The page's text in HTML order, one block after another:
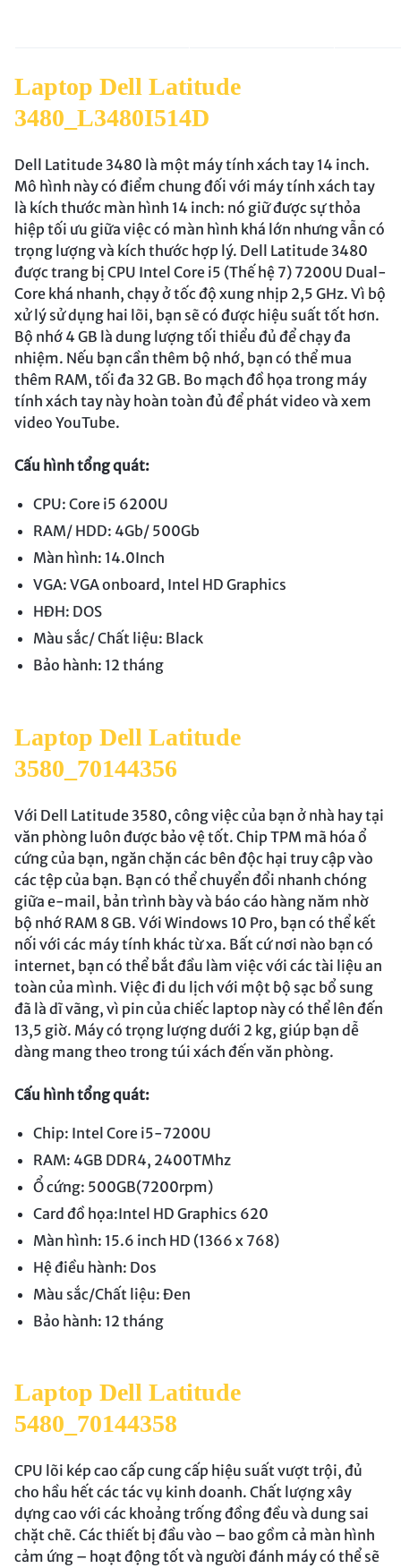
Laptop Dell Latitude
3480_L3480I514D
Dell Latitude 3480 là một máy tính xách tay 14 inch.
Mô hình này có điểm chung đối với máy tính xách tay
là kích thước màn hình 14 inch: nó giữ được sự thỏa
hiệp tối ưu giữa việc có màn hình khá lớn nhưng vẫn có
trọng lượng và kích thước hợp lý. Dell Latitude 3480
được trang bị CPU Intel Core i5 (Thế hệ 7) 7200U Dual-
Core khá nhanh, chạy ở tốc độ xung nhịp 2,5 GHz. Vì bộ
xử lý sử dụng hai lõi, bạn sẽ có được hiệu suất tốt hơn.
Bộ nhớ 4 GB là dung lượng tối thiểu đủ để chạy đa
nhiệm. Nếu bạn cần thêm bộ nhớ, bạn có thể mua
thêm RAM, tối đa 32 GB. Bo mạch đồ họa trong máy
tính xách tay này hoàn toàn đủ để phát video và xem
video YouTube.
Cấu hình tổng quát:
CPU: Core i5 6200U
RAM/ HDD: 4Gb/ 500Gb
Màn hình: 14.0Inch
VGA: VGA onboard, Intel HD Graphics
HĐH: DOS
Màu sắc/ Chất liệu: Black
Bảo hành: 12 tháng
Laptop Dell Latitude
3580_70144356
Với Dell Latitude 3580, công việc của bạn ở nhà hay tại
văn phòng luôn được bảo vệ tốt. Chip TPM mã hóa ổ
cứng của bạn, ngăn chặn các bên độc hại truy cập vào
các tệp của bạn. Bạn có thể chuyển đổi nhanh chóng
giữa e-mail, bản trình bày và báo cáo hàng năm nhờ
bộ nhớ RAM 8 GB. Với Windows 10 Pro, bạn có thể kết
nối với các máy tính khác từ xa. Bất cứ nơi nào bạn có
internet, bạn có thể bắt đầu làm việc với các tài liệu an
toàn của mình. Việc đi du lịch với một bộ sạc bổ sung
đã là dĩ vãng, vì pin của chiếc laptop này có thể lên đến
13,5 giờ. Máy có trọng lượng dưới 2 kg, giúp bạn dễ
dàng mang theo trong túi xách đến văn phòng.
Cấu hình tổng quát:
Chip: Intel Core i5-7200U
RAM: 4GB DDR4, 2400TMhz
Ổ cứng: 500GB(7200rpm)
Card đồ họa:Intel HD Graphics 620
Màn hình: 15.6 inch HD (1366 x 768)
Hệ điều hành: Dos
Màu sắc/Chất liệu: Đen
Bảo hành: 12 tháng
Laptop Dell Latitude
5480_70144358
CPU lõi kép cao cấp cung cấp hiệu suất vượt trội, đủ
cho hầu hết các tác vụ kinh doanh. Chất lượng xây
dựng cao với các khoảng trống đồng đều và dung sai
chặt chẽ. Các thiết bị đầu vào – bao gồm cả màn hình
cảm ứng – hoạt động tốt và người đánh máy có thể sẽ